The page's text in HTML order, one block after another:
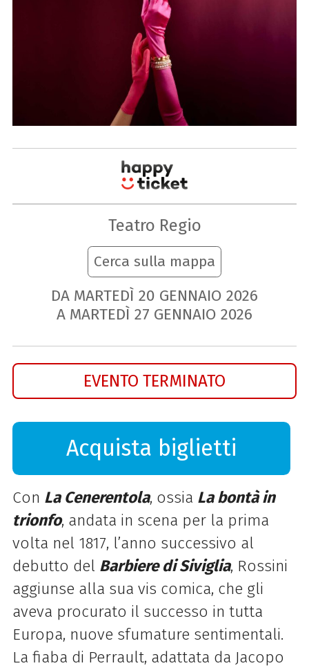
Teatro Regio
Cerca sulla mappa
DA MARTEDÌ 20 GENNAIO 2026
A MARTEDÌ 27 GENNAIO 2026
EVENTO TERMINATO
Acquista biglietti
Con La Cenerentola, ossia La bontà in
trionfo, andata in scena per la prima
volta nel 1817, l’anno successivo al
debutto del Barbiere di Siviglia, Rossini
aggiunse alla sua vis comica, che gli
aveva procurato il successo in tutta
Europa, nuove sfumature sentimentali.
La fiaba di Perrault, adattata da Jacopo